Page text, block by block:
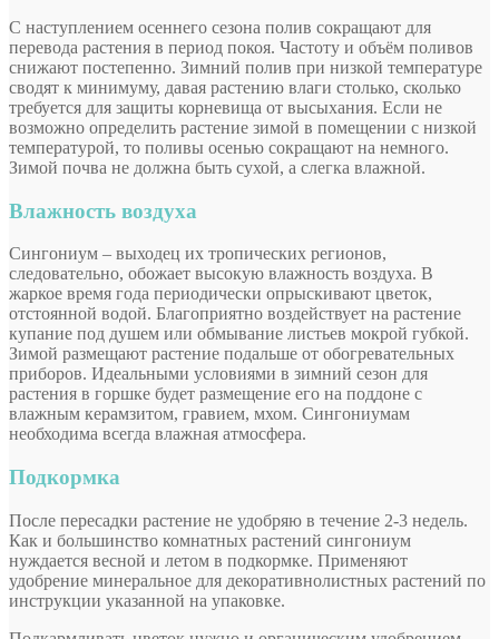
С наступлением осеннего сезона полив сокращают для
перевода растения в период покоя. Частоту и объём поливов
снижают постепенно. Зимний полив при низкой температуре
сводят к минимуму, давая растению влаги столько, сколько
требуется для защиты корневища от высыхания. Если не
возможно определить растение зимой в помещении с низкой
температурой, то поливы осенью сокращают на немного.
Зимой почва не должна быть сухой, а слегка влажной.
Влажность воздуха
Сингониум – выходец их тропических регионов,
следовательно, обожает высокую влажность воздуха. В
жаркое время года периодически опрыскивают цветок,
отстоянной водой. Благоприятно воздействует на растение
купание под душем или обмывание листьев мокрой губкой.
Зимой размещают растение подальше от обогревательных
приборов. Идеальными условиями в зимний сезон для
растения в горшке будет размещение его на поддоне с
влажным керамзитом, гравием, мхом. Сингониумам
необходима всегда влажная атмосфера.
Подкормка
После пересадки растение не удобряю в течение 2-3 недель.
Как и большинство комнатных растений сингониум
нуждается весной и летом в подкормке. Применяют
удобрение минеральное для декоративнолистных растений по
инструкции указанной на упаковке.